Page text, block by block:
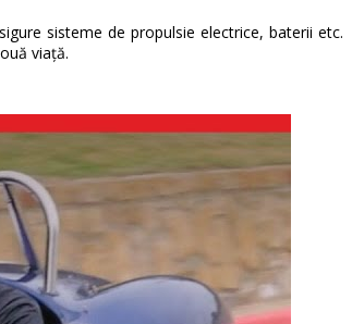
sisteme de propulsie electrice, baterii etc.
viață.